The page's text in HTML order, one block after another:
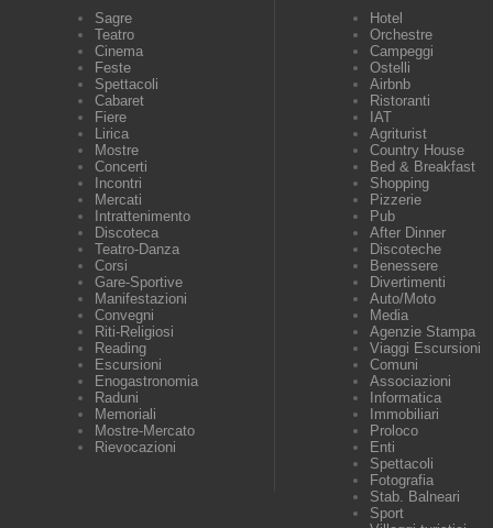
Sagre
Teatro
Cinema
Feste
Spettacoli
Cabaret
Fiere
Lirica
Mostre
Concerti
Incontri
Mercati
Intrattenimento
Discoteca
Teatro-Danza
Corsi
Gare-Sportive
Manifestazioni
Convegni
Riti-Religiosi
Reading
Escursioni
Enogastronomia
Raduni
Memoriali
Mostre-Mercato
Rievocazioni
Hotel
Orchestre
Campeggi
Ostelli
Airbnb
Ristoranti
IAT
Agriturist
Country House
Bed & Breakfast
Shopping
Pizzerie
Pub
After Dinner
Discoteche
Benessere
Divertimenti
Auto/Moto
Media
Agenzie Stampa
Viaggi Escursioni
Comuni
Associazioni
Informatica
Immobiliari
Proloco
Enti
Spettacoli
Fotografia
Stab. Balneari
Sport